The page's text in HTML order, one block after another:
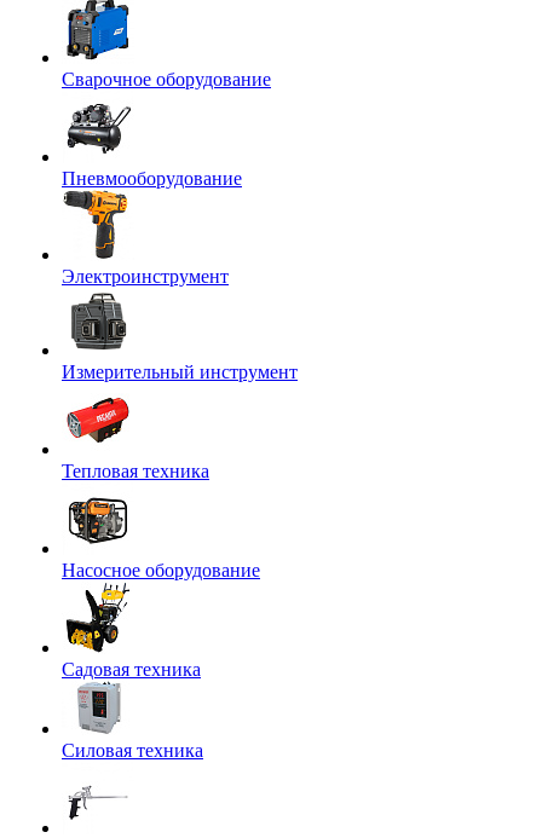
Сварочное оборудование
Пневмооборудование
Электроинструмент
Измерительный инструмент
Тепловая техника
Насосное оборудование
Садовая техника
Силовая техника